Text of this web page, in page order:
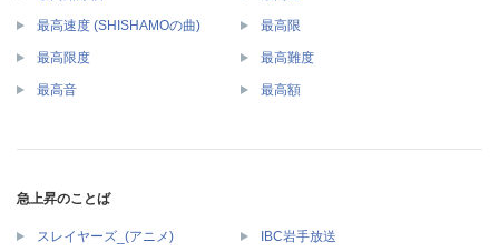
最高速度 (SHISHAMOの曲) 最高限
最高限度 最高難度
最高音 最高額
急上昇のことば
スレイヤーズ_(アニメ) IBC岩手放送